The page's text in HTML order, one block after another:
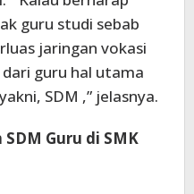
guru studi sebab
jaringan vokasi
guru hal utama
SDM ,” jelasnya.
Guru di SMK